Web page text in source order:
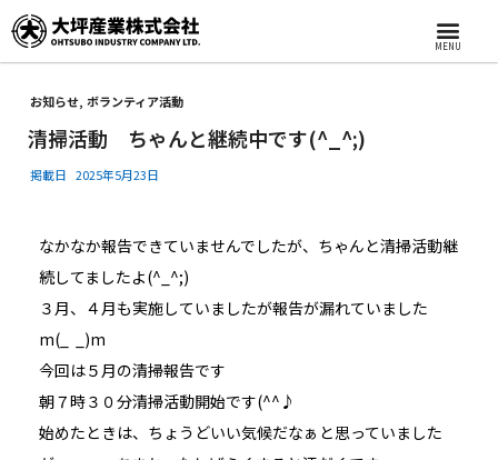
MENU
お知らせ, ボランティア活動
清掃活動 ちゃんと継続中です(^_^;)
掲載日 2025年5月23日
なかなか報告できていませんでしたが、ちゃんと清掃活動継
続してましたよ(^_^;)
３月、４月も実施していましたが報告が漏れていました
m(_ _)m
今回は５月の清掃報告です
朝７時３０分清掃活動開始です(^^♪
始めたときは、ちょうどいい気候だなぁと思っていました